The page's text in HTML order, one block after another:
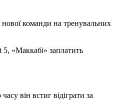
команди на тренувальних
5, «Маккабі» заплатить
він встиг відіграти за